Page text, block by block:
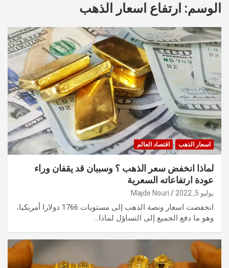
الوسم: ارتفاع اسعار الذهب
اسعار الذهب اقتصاد العالم
لماذا انخفض سعر الذهب ؟ وسببان قد يقفان وراء
عودة ارتفاعاته السعرية
يوليو 5, 2022 Majde Nouri
انخفضت اسعار ونصة الذهب إلى مستويات 1766 دولارا أمريكيا،
وهو ما دفع الجميع إلى التساؤل لماذا…